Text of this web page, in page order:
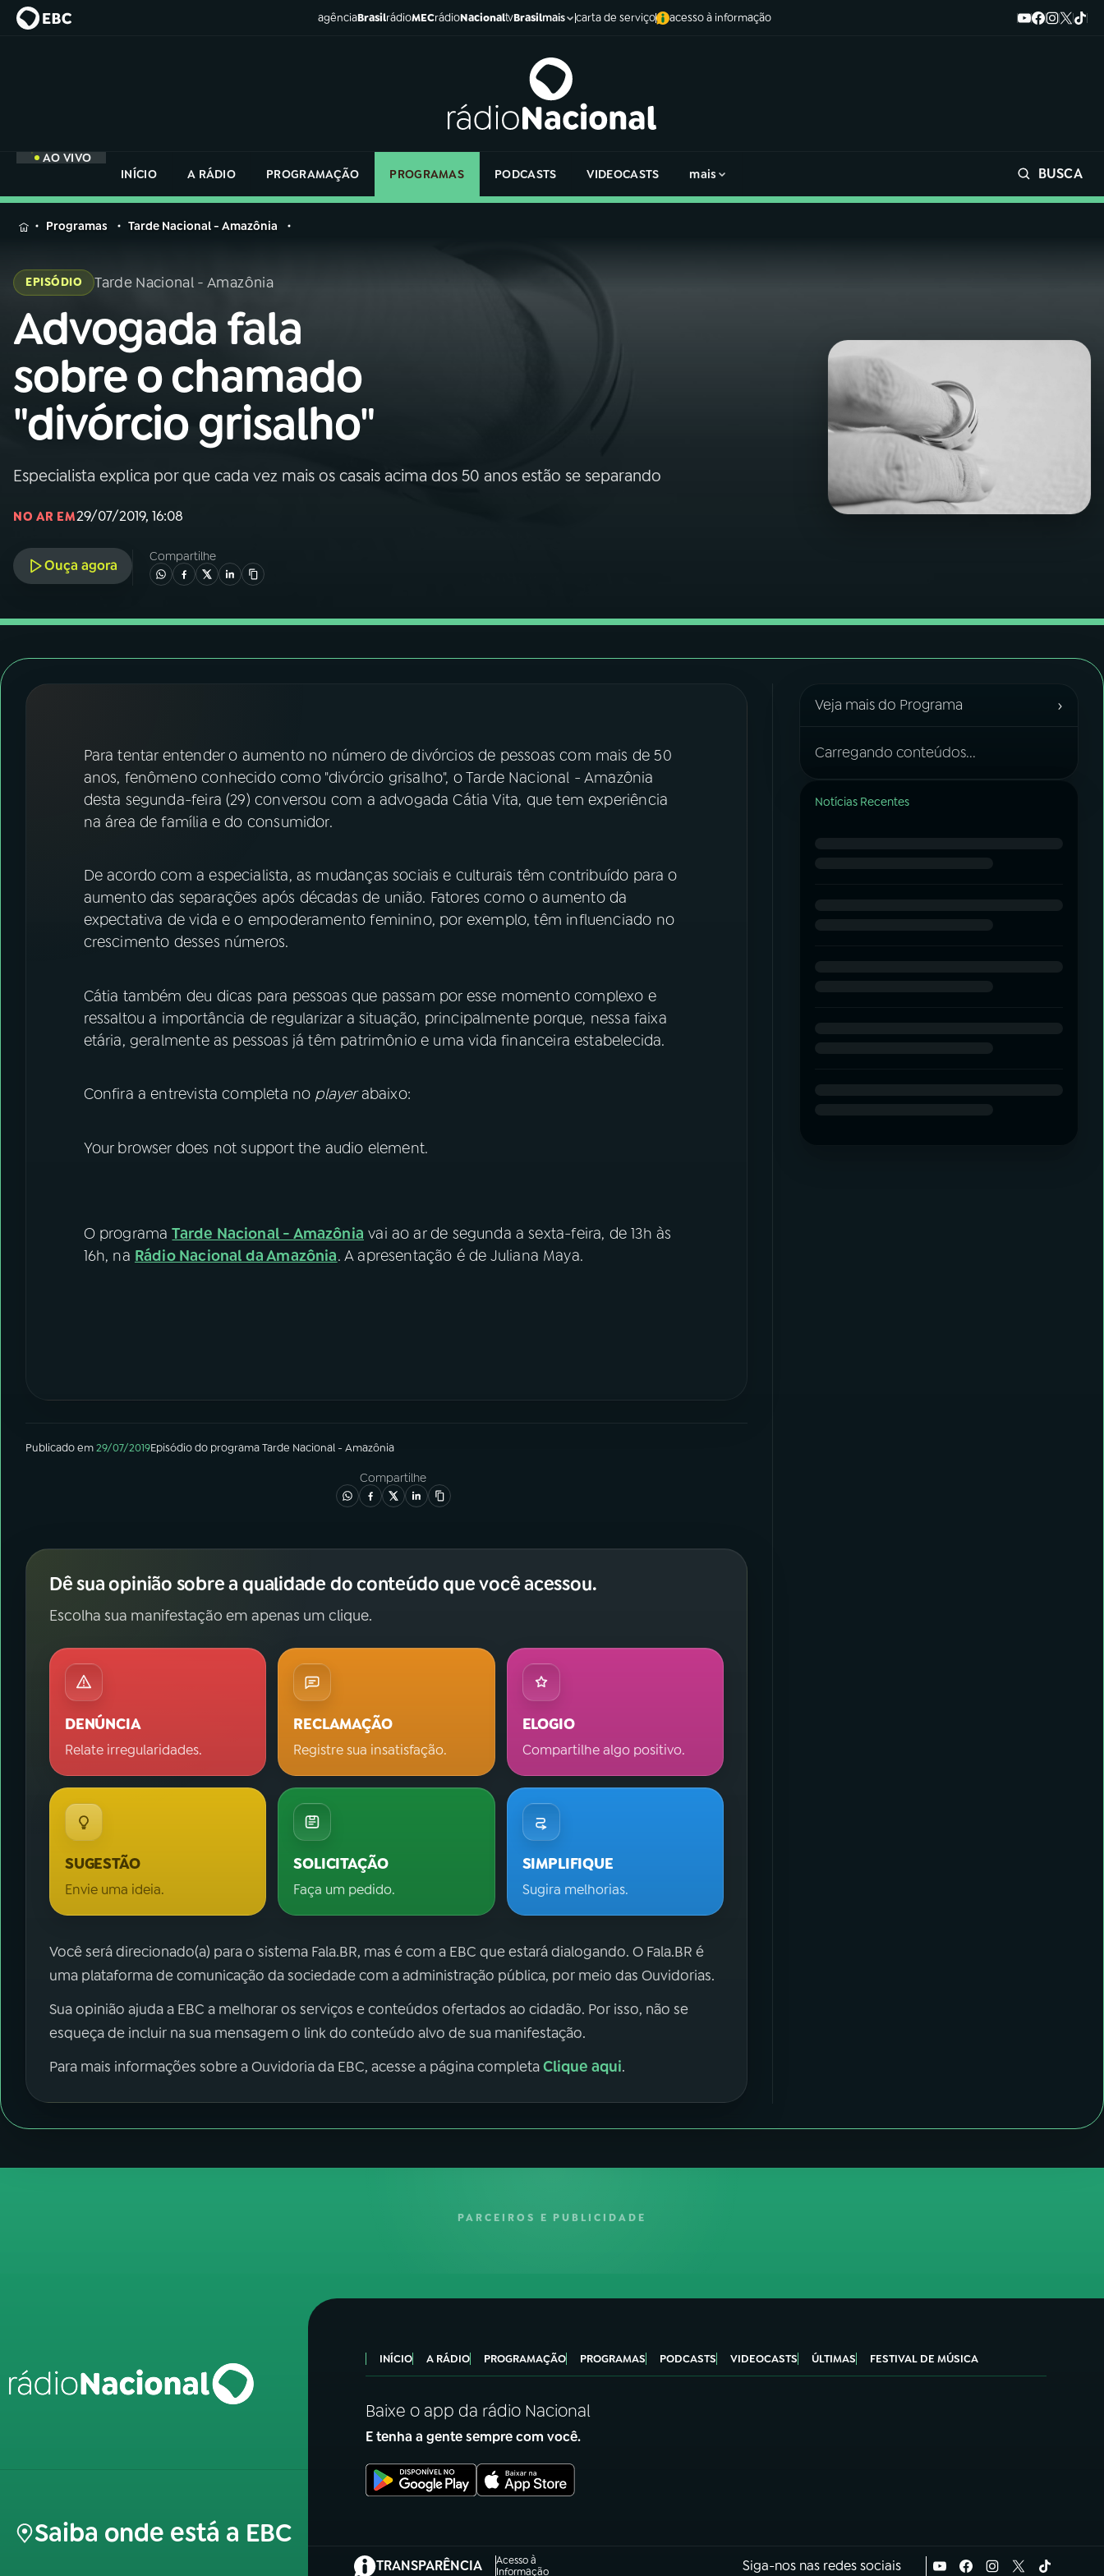
agênciaBrasilrádioMECrádioNacionaltvBrasilmais carta de serviço acesso à informação
AO VIVO
INÍCIO
A RÁDIO PROGRAMAÇÃO PROGRAMAS PODCASTS VIDEOCASTS mais BUSCA
MENU
Buscar
na
Rádio
Nacional
AO VIVO
01INÍCIO
02 A RÁDIO
03PROGRAMAÇÃO
PROGRAMAS
FESTIVAL DE MÚSICA
YouTube Facebook
Instagram X
na
Rádio
Programas Tarde Nacional - Amazônia
EPISÓDIO Tarde Nacional - Amazônia
Advogada fala
sobre o chamado
"divórcio grisalho"
Especialista explica por que cada vez mais os casais acima dos 50 anos estão se separando
NO AR EM29/07/2019, 16:08
Ouça agora
Compartilhe
Para tentar entender o aumento no número de divórcios de pessoas com mais de 50
anos, fenômeno conhecido como "divórcio grisalho", o Tarde Nacional - Amazônia
desta segunda-feira (29) conversou com a advogada Cátia Vita, que tem experiência
na área de família e do consumidor.
De acordo com a especialista, as mudanças sociais e culturais têm contribuído para o
aumento das separações após décadas de união. Fatores como o aumento da
expectativa de vida e o empoderamento feminino, por exemplo, têm influenciado no
crescimento desses números.
Cátia também deu dicas para pessoas que passam por esse momento complexo e
ressaltou a importância de regularizar a situação, principalmente porque, nessa faixa
etária, geralmente as pessoas já têm patrimônio e uma vida financeira estabelecida.
Confira a entrevista completa no playerabaixo:
Your browser does not support the audio element.
O programaTarde Nacional - Amazônia vai ao ar de segunda a sexta-feira, de 13h às
16h, na Rádio Nacional da Amazônia. A apresentação é de Juliana Maya.
Publicado em29/07/2019Episódiodo programaTarde Nacional - Amazônia
Compartilhe
Dê sua opinião sobre a qualidade do conteúdo que você acessou.
Escolha sua manifestação em apenas um clique.
DENÚNCIA
Relate irregularidades.
RECLAMAÇÃO
Registre sua insatisfação.
ELOGIO
Compartilhe algo positivo.
SUGESTÃO
Envie uma ideia.
SOLICITAÇÃO
Faça um pedido.
SIMPLIFIQUE
Sugira melhorias.
Você será direcionado(a) para o sistema Fala.BR, mas é com a EBC que estará dialogando. O Fala.BR é
uma plataforma de comunicação da sociedade com a administração pública, por meio das Ouvidorias.
Sua opinião ajuda a EBC a melhorar os serviços e conteúdos ofertados ao cidadão. Por isso, não se
esqueça de incluir na sua mensagem o link do conteúdo alvo de sua manifestação.
Para mais informações sobre a Ouvidoria da EBC, acesse a página completaClique aqui.
Veja mais do Programa ›
Carregando conteúdos...
Notícias Recentes
PARCEIROS E PUBLICIDADE
Saiba onde está a EBC
INÍCIO A RÁDIO PROGRAMAÇÃO PROGRAMAS PODCASTS VIDEOCASTS ÚLTIMAS FESTIVAL DE MÚSICA
Baixe o app da rádio Nacional
E tenha a gente sempre com você.
TRANSPARÊNCIA
Acesso à
Informação
Siga-nos nas redes sociais